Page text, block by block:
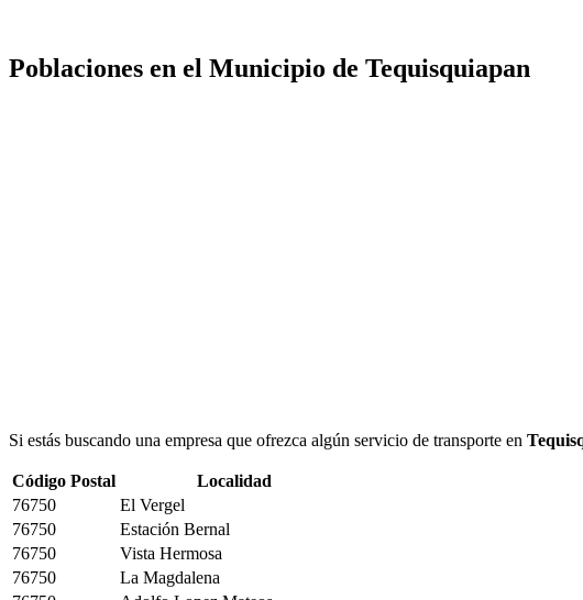
Poblaciones en el Municipio de Tequisquiapan
Si estás buscando una empresa que ofrezca algún servicio de transporte en
Código Postal
Localidad
76750
El Vergel
76750
Estación Bernal
76750
Vista Hermosa
76750
La Magdalena